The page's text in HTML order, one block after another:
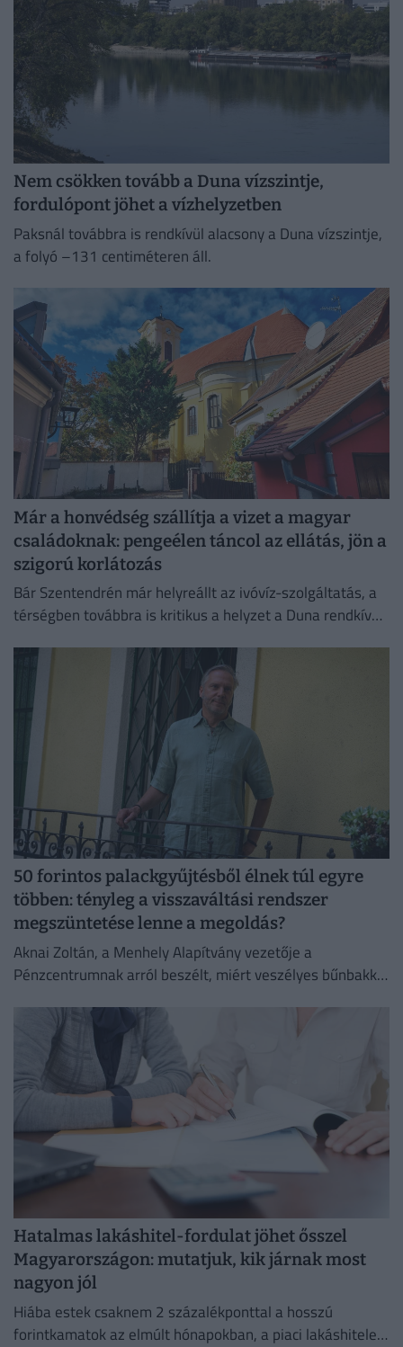
Nem csökken tovább a Duna vízszintje,
fordulópont jöhet a vízhelyzetben
Paksnál továbbra is rendkívül alacsony a Duna vízszintje,
a folyó –131 centiméteren áll.
Már a honvédség szállítja a vizet a magyar
családoknak: pengeélen táncol az ellátás, jön a
szigorú korlátozás
Bár Szentendrén már helyreállt az ivóvíz-szolgáltatás, a
térségben továbbra is kritikus a helyzet a Duna rendkívül
50 forintos palackgyűjtésből élnek túl egyre
többen: tényleg a visszaváltási rendszer
megszüntetése lenne a megoldás?
Aknai Zoltán, a Menhely Alapítvány vezetője a
Pénzcentrumnak arról beszélt, miért veszélyes bűnbakká
Hatalmas lakáshitel-fordulat jöhet ősszel
Magyarországon: mutatjuk, kik járnak most
nagyon jól
Hiába estek csaknem 2 százalékponttal a hosszú
forintkamatok az elmúlt hónapokban, a piaci lakáshitelek